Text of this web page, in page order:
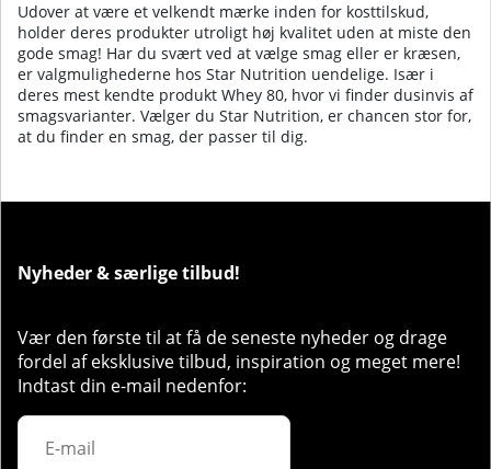
Udover at være et velkendt mærke inden for kosttilskud,
holder deres produkter utroligt høj kvalitet uden at miste den
gode smag! Har du svært ved at vælge smag eller er kræsen,
er valgmulighederne hos Star Nutrition uendelige. Især i
deres mest kendte produkt Whey 80, hvor vi finder dusinvis af
smagsvarianter. Vælger du Star Nutrition, er chancen stor for,
at du finder en smag, der passer til dig.
Nyheder & særlige tilbud!
Vær den første til at få de seneste nyheder og drage
fordel af eksklusive tilbud, inspiration og meget mere!
Indtast din e-mail nedenfor: